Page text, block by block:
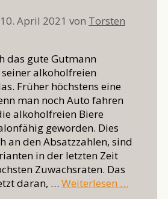
10. April 2021 von Torsten
das gute Gutmann
alkoholfreien
Früher höchstens eine
man noch Auto fahren
alkoholfreien Biere
geworden. Dies
an den Absatzzahlen, sind
in der letzten Zeit
Zuwachsraten. Das
daran, … Weiterlesen …